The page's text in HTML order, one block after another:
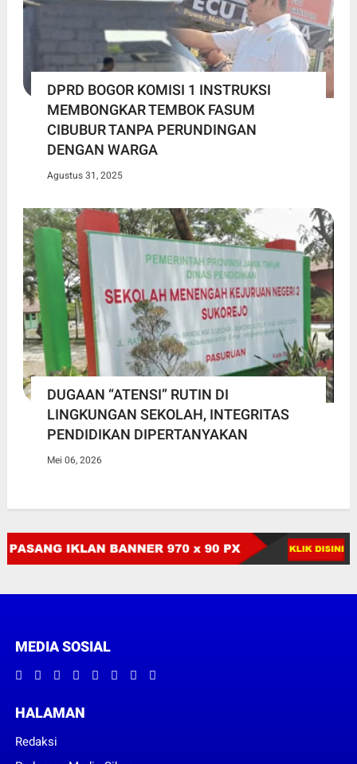
DPRD BOGOR KOMISI 1 INSTRUKSI
MEMBONGKAR TEMBOK FASUM
CIBUBUR TANPA PERUNDINGAN
DENGAN WARGA
Agustus 31, 2025
DUGAAN “ATENSI” RUTIN DI
LINGKUNGAN SEKOLAH, INTEGRITAS
PENDIDIKAN DIPERTANYAKAN
Mei 06, 2026
MEDIA SOSIAL
HALAMAN
Redaksi